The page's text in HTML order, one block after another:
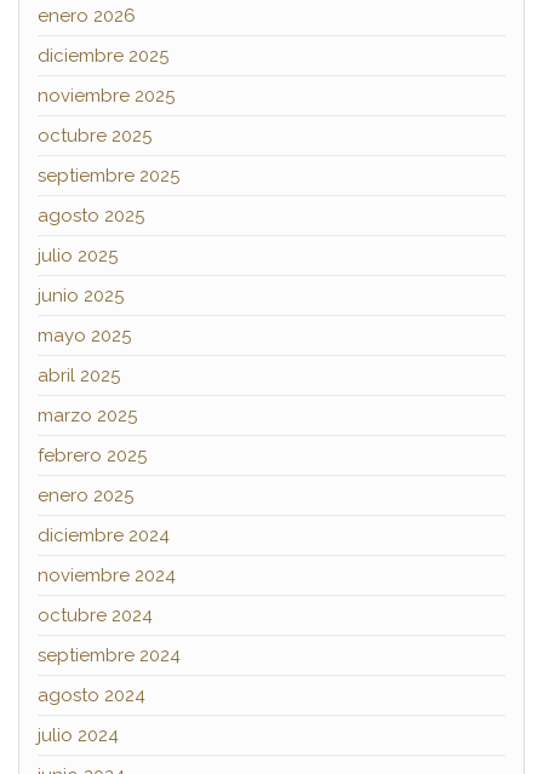
enero 2026
diciembre 2025
noviembre 2025
octubre 2025
septiembre 2025
agosto 2025
julio 2025
junio 2025
mayo 2025
abril 2025
marzo 2025
febrero 2025
enero 2025
diciembre 2024
noviembre 2024
octubre 2024
septiembre 2024
agosto 2024
julio 2024